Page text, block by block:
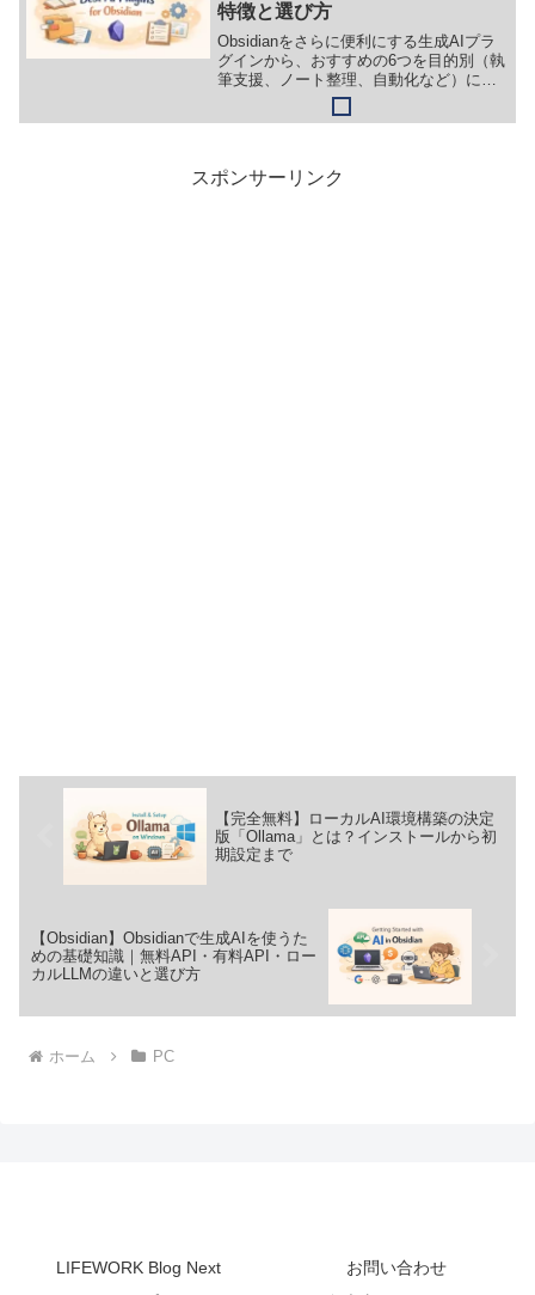
特徴と選び方
Obsidianをさらに便利にする生成AIプラ
グインから、おすすめの6つを目的別（執
筆支援、ノート整理、自動化など）に厳
選して紹介します。Text Generatorや
Copilotなど、自分の用途に合ったAIツー
スポンサーリンク
【完全無料】ローカルAI環境構築の決定
版「Ollama」とは？インストールから初
期設定まで
【Obsidian】Obsidianで生成AIを使うた
めの基礎知識｜無料API・有料API・ロー
カルLLMの違いと選び方
ホーム PC
LIFEWORK Blog Next
お問い合わせ